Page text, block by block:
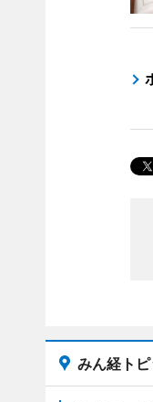
みん経ト